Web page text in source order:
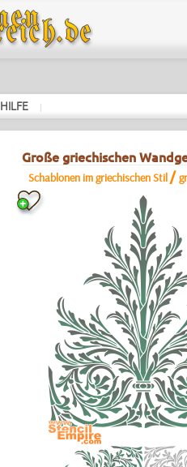
HILFE |
Große griechischen
Schablonen im griechischen Stil /